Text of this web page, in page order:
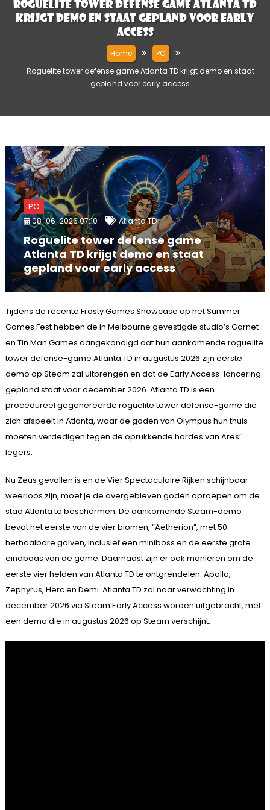
Roguelite tower defense game Atlanta TD
krijgt demo en staat gepland voor early
access
Home
PC
Roguelite tower defense game Atlanta TD krijgt demo en staat
gepland voor early access
PC
08-06-2026 07:10 Atlanta TD
Roguelite tower defense game
Atlanta TD krijgt demo en staat
gepland voor early access
Tijdens de recente Frosty Games Showcase op het Summer
Games Fest hebben de in Melbourne gevestigde studio’s Garnet
en Tin Man Games aangekondigd dat hun aankomende roguelite
tower defense-game Atlanta TD in augustus 2026 zijn eerste
demo op Steam zal uitbrengen en dat de Early Access-lancering
gepland staat voor december 2026. Atlanta TD is een
procedureel gegenereerde roguelite tower defense-game die
zich afspeelt in Atlanta, waar de goden van Olympus hun thuis
moeten verdedigen tegen de oprukkende hordes van Ares’
legers.
Nu Zeus gevallen is en de Vier Spectaculaire Rijken schijnbaar
weerloos zijn, moet je de overgebleven goden oproepen om de
stad Atlanta te beschermen. De aankomende Steam-demo
bevat het eerste van de vier biomen, “Aetherion”, met 50
herhaalbare golven, inclusief een miniboss en de eerste grote
eindbaas van de game. Daarnaast zijn er ook manieren om de
eerste vier helden van Atlanta TD te ontgrendelen: Apollo,
Zephyrus, Herc en Demi. Atlanta TD zal naar verwachting in
december 2026 via Steam Early Access worden uitgebracht, met
een demo die in augustus 2026 op Steam verschijnt.